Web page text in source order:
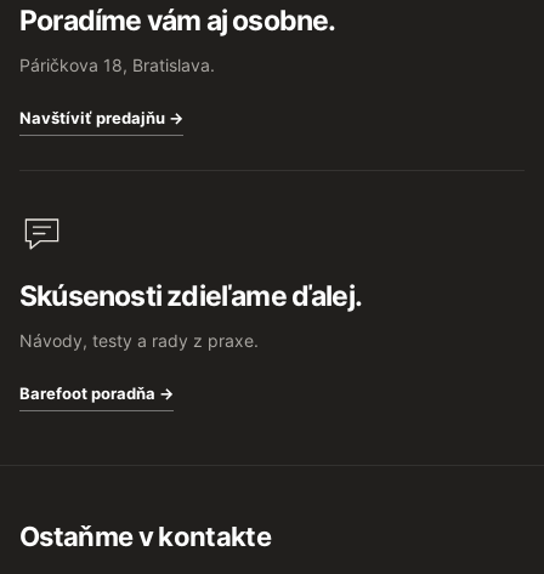
Poradíme vám aj osobne.
Páričkova 18, Bratislava.
Navštíviť predajňu →
Skúsenosti zdieľame ďalej.
Návody, testy a rady z praxe.
Barefoot poradňa →
Ostaňme v kontakte